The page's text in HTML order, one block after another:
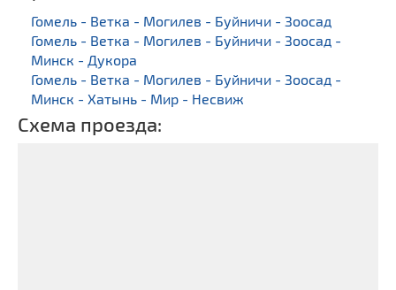
Гомель - Ветка - Могилев - Буйничи - Зоосад
Гомель - Ветка - Могилев - Буйничи - Зоосад -
Минск - Дукора
Гомель - Ветка - Могилев - Буйничи - Зоосад -
Минск - Хатынь - Мир - Несвиж
Схема проезда: